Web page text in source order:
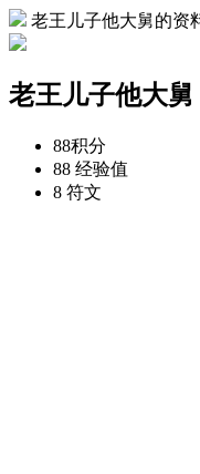
老王儿子他大舅的资
老王儿子他大舅
88积分
88 经验值
8 符文